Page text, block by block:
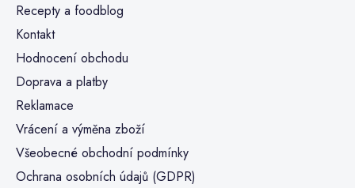
Recepty a foodblog
Kontakt
Hodnocení obchodu
Doprava a platby
Reklamace
Vrácení a výměna zboží
Všeobecné obchodní podmínky
Ochrana osobních údajů (GDPR)